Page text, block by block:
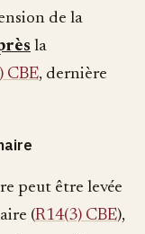
de la
la
CBE, dernière
peut être levée
(R14(3) CBE),